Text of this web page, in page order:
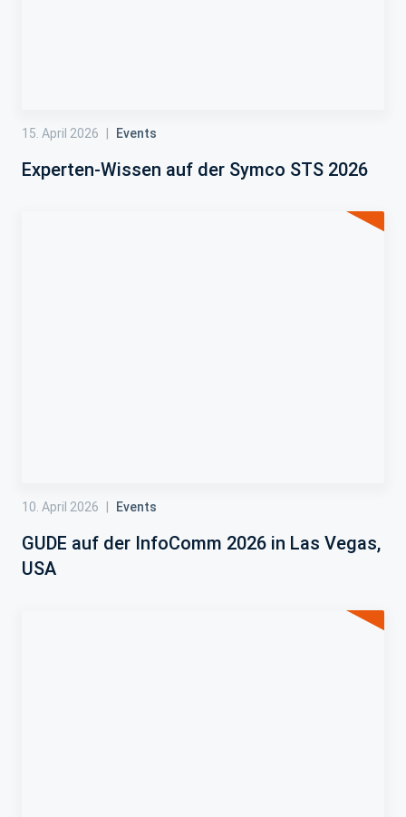
15. April 2026 Events
Experten-Wissen auf der Symco STS 2026
10. April 2026 Events
GUDE auf der InfoComm 2026 in Las Vegas,
USA